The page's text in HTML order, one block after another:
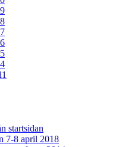
startsidan
7-8 april 2018